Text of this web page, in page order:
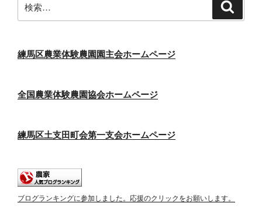
索:
練馬区農業体験農園園主会ホームページ
全国農業体験農園協会ホームページ
練馬区土支田町会第一支会ホームページ
ブログランキングに参加しました。応援のクリックをお願いします。